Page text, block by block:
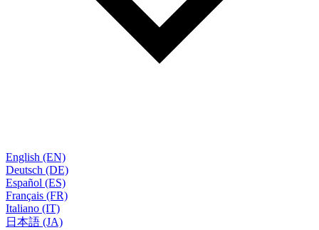
English (EN)
Deutsch (DE)
Español (ES)
Français (FR)
Italiano (IT)
日本語 (JA)